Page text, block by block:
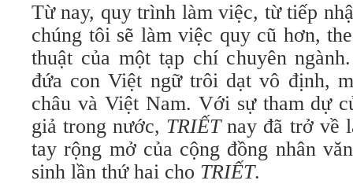
Từ nay, quy trình làm việc, từ tiếp
chúng tôi sẽ làm việc quy cũ hơn,
thuật của một tạp chí chuyên
đứa con Việt ngữ trôi dạt vô định,
châu và Việt Nam. Với sự tham dự
giả trong nước, TRIẾTnay đã trở về
tay rộng mở của cộng đồng nhân
sinh lần thứ hai cho TRIẾT.